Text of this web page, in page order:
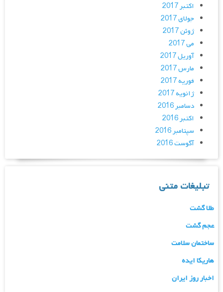
اکتبر 2017
جولای 2017
ژوئن 2017
می 2017
آوریل 2017
مارس 2017
فوریه 2017
ژانویه 2017
دسامبر 2016
اکتبر 2016
سپتامبر 2016
آگوست 2016
تبلیغات متنی
طلا گشت
عجم گشت
ساختمان سلامت
هاریکا ایده
اخبار روز ایران